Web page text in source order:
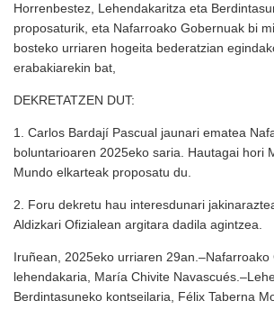
Horrenbestez, Lehendakaritza eta
proposaturik, eta Nafarroako Gobernuak bi
bosteko urriaren hogeita bederatzian
erabakiarekin bat,
DEKRETATZEN DUT:
1. Carlos Bardají Pascual jaunari ematea
boluntarioaren 2025eko saria. Hautagai hori
Mundo elkarteak proposatu du.
2. Foru dekretu hau interesdunari
Aldizkari Ofizialean argitara dadila agintzea.
Iruñean, 2025eko urriaren 29an.–Nafarroako
lehendakaria, María Chivite
Berdintasuneko kontseilaria, Félix Taberna